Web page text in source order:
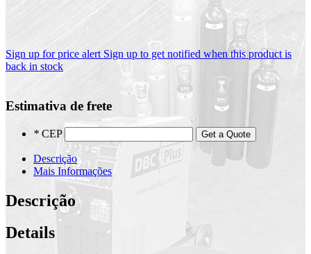
Sign up for price alert Sign up to get notified when this product is
back in stock
Estimativa de frete
* CEP Get a Quote
Descrição
Mais Informações
Descrição
Details